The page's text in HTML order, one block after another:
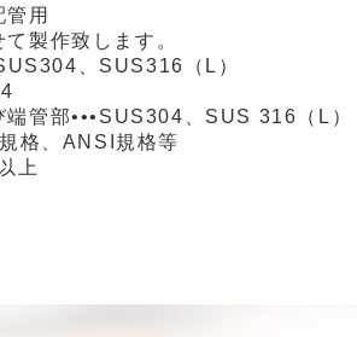
会社概要
用
製作致します。
、SUS316（L）
管部•••SUS304、SUS 316（L）
格、ANSI規格等
上